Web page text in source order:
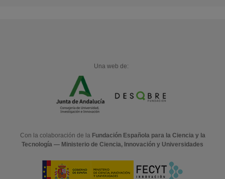
Una web de:
Con la colaboración de la Fundación Española para la Ciencia y la
Tecnología — Ministerio de Ciencia, Innovación y Universidades